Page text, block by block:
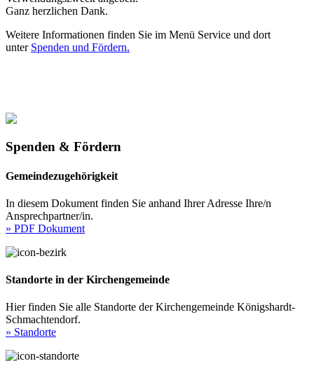
Ganz herzlichen Dank.
Weitere Informationen finden Sie im Menü Service und dort
unter Spenden und Fördern.
Spenden & Fördern
Gemeindezugehörigkeit
In diesem Dokument finden Sie anhand Ihrer Adresse Ihre/n
Ansprechpartner/in.
» PDF Dokument
Standorte in der Kirchengemeinde
Hier finden Sie alle Standorte der Kirchengemeinde Königshardt-
Schmachtendorf.
» Standorte